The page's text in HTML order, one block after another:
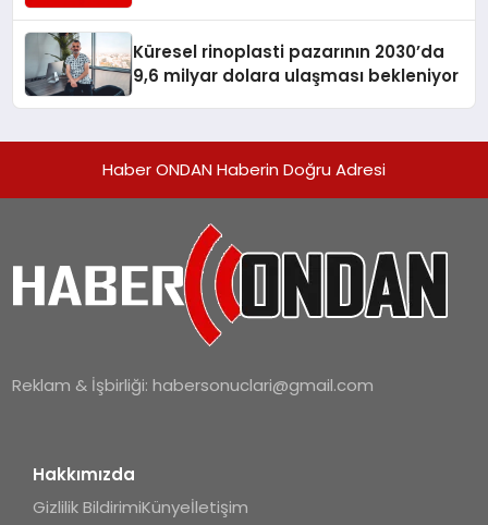
Küresel rinoplasti pazarının 2030’da
9,6 milyar dolara ulaşması bekleniyor
Haber ONDAN Haberin Doğru Adresi
Reklam & İşbirliği:habersonuclari@gmail.com
Hakkımızda
Gizlilik BildirimiKünyeİletişim